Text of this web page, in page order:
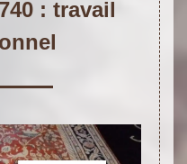
: travail